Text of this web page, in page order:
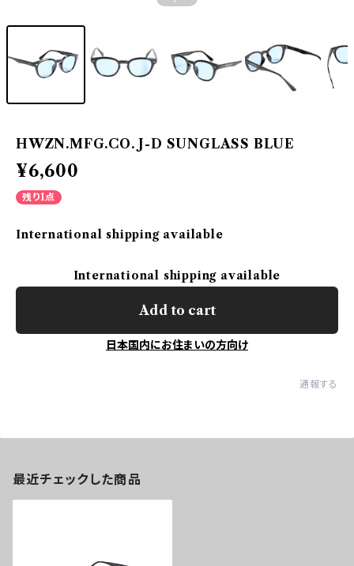
HWZN.MFG.CO. J-D SUNGLASS BLUE
¥6,600
残り1点
International shipping available
International shipping available
Add to cart
日本国内にお住まいの方向け
通報する
最近チェックした商品